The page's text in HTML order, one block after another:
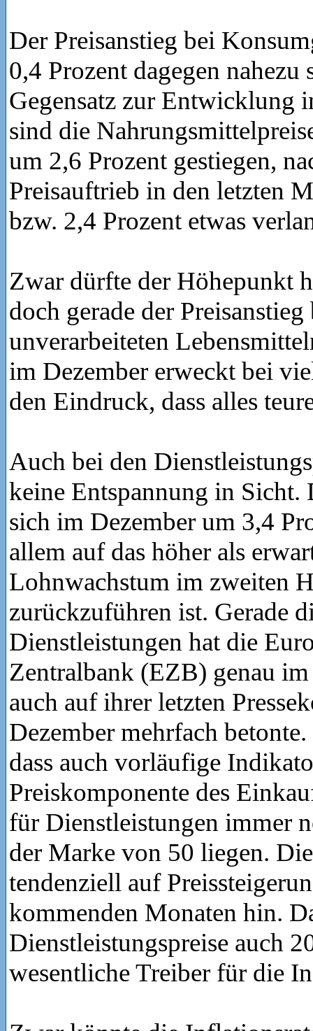
Der Preisanstieg bei
0,4 Prozent dagegen nahezu
Gegensatz zur Entwicklung
sind die
um 2,6 Prozent gestiegen,
Preisauftrieb in den letzten
bzw. 2,4 Prozent etwas
Zwar dürfte der Höhepunkt
doch gerade der Preisanstieg
unverarbeiteten
im Dezember erweckt bei
den Eindruck, dass alles
Auch bei den
keine Entspannung in Sicht.
sich im Dezember um 3,4
allem auf das höher als
Lohnwachstum im zweiten
zurückzuführen ist. Gerade
Dienstleistungen hat die
Zentralbank (EZB) genau
auch auf ihrer letzten
Dezember mehrfach
dass auch vorläufige
Preiskomponente des
für Dienstleistungen immer
der Marke von 50 liegen.
tendenziell auf
kommenden Monaten hin.
Dienstleistungspreise auch
wesentliche Treiber für die